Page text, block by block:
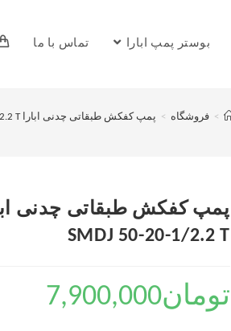
بوستر پمپ ابارا تماس با ما
> فروشگاه > پمپ کفکش طبقاتی چدنی ابارا SMDJ 50-20-1/2.2 T
پمپ کفکش طبقاتی چدنی
SMDJ 50-20-1/2.2 T
تومان7,900,000